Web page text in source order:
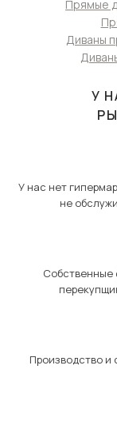
Прямые
Диваны
У
У нас нет
не
Собственные
Производство